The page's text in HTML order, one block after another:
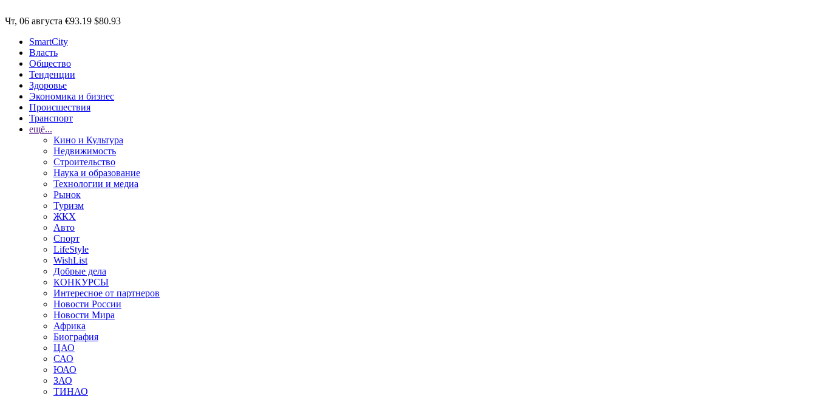
Чт, 06 августа €93.19 $80.93
SmartCity
Власть
Общество
Тенденции
Здоровье
Экономика и бизнес
Происшествия
Транспорт
ещё...
Кино и Культура
Недвижимость
Строительство
Наука и образование
Технологии и медиа
Рынок
Туризм
ЖКХ
Авто
Спорт
LifeStyle
WishList
Добрые дела
КОНКУРСЫ
Интересное от партнеров
Новости России
Новости Мира
Африка
Биография
ЦАО
САО
ЮАО
ЗАО
ТИНАО